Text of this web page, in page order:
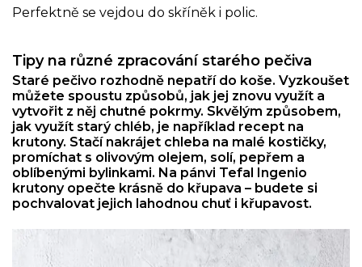
Perfektně se vejdou do skříněk i polic.
Tipy na různé zpracování starého pečiva
Staré pečivo rozhodně nepatří do koše. Vyzkoušet
můžete spoustu způsobů, jak jej znovu využít a
vytvořit z něj chutné pokrmy. Skvělým způsobem,
jak využít starý chléb, je například recept na
krutony. Stačí nakrájet chleba na malé kostičky,
promíchat s olivovým olejem, solí, pepřem a
oblíbenými bylinkami. Na pánvi Tefal Ingenio
krutony opečte krásně do křupava – budete si
pochvalovat jejich lahodnou chuť i křupavost.